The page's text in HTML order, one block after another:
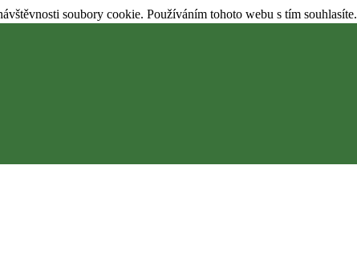
soubory cookie. Používáním tohoto webu s tím souhlasíte.